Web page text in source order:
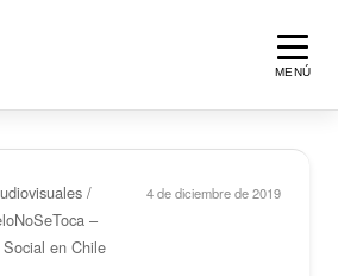
MENÚ
/
–
en Chile
4 de diciembre de 2019